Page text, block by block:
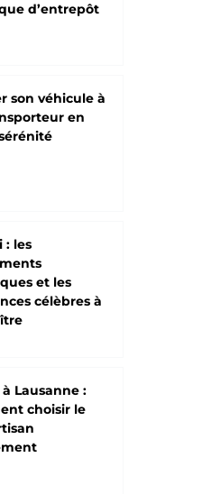
d’entrepôt
son véhicule à
en
: les
et les
célèbres à
Lausanne :
choisir le